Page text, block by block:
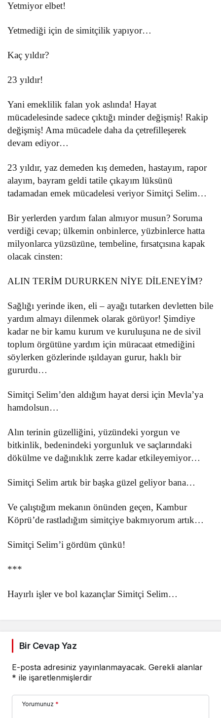
Yetmiyor elbet!
Yetmediği için de simitçilik yapıyor…
Kaç yıldır?
23 yıldır!
Yani emeklilik falan yok aslında! Hayat
mücadelesinde sadece çıktığı minder değişmiş! Rakip
değişmiş! Ama mücadele daha da çetrefilleşerek
devam ediyor…
23 yıldır, yaz demeden kış demeden, hastayım, rapor
alayım, bayram geldi tatile çıkayım lüksünü
tadamadan emek mücadelesi veriyor Simitçi Selim…
Bir yerlerden yardım falan almıyor musun? Soruma
verdiği cevap; ülkemin onbinlerce, yüzbinlerce hatta
milyonlarca yüzsüzüne, tembeline, fırsatçısına kapak
olacak cinsten:
ALIN TERİM DURURKEN NİYE DİLENEYİM?
Sağlığı yerinde iken, eli – ayağı tutarken devletten bile
yardım almayı dilenmek olarak görüyor! Şimdiye
kadar ne bir kamu kurum ve kuruluşuna ne de sivil
toplum örgütüne yardım için müracaat etmediğini
söylerken gözlerinde ışıldayan gurur, haklı bir
gururdu…
Simitçi Selim’den aldığım hayat dersi için Mevla’ya
hamdolsun…
Alın terinin güzelliğini, yüzündeki yorgun ve
bitkinlik, bedenindeki yorgunluk ve saçlarındaki
dökülme ve dağınıklık zerre kadar etkileyemiyor…
Simitçi Selim artık bir başka güzel geliyor bana…
Ve çalıştığım mekanın önünden geçen, Kambur
Köprü’de rastladığım simitçiye bakmıyorum artık…
Simitçi Selim’i gördüm çünkü!
***
Hayırlı işler ve bol kazançlar Simitçi Selim…
Bir Cevap Yaz
E-posta adresiniz yayınlanmayacak. Gerekli alanlar
* ile işaretlenmişlerdir
Yorumunuz *